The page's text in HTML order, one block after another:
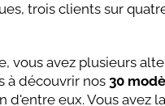
trois clients sur
vous avez plusieurs
à découvrir nos30
d'entre eux. Vous avez